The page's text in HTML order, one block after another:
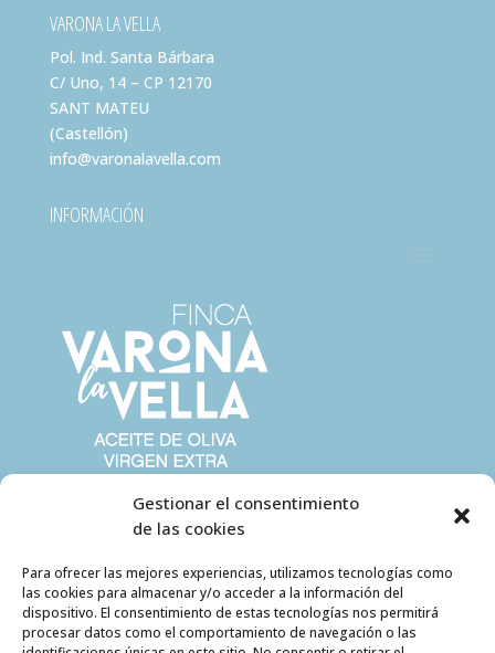
Gestionar el consentimiento
de las cookies
Para ofrecer las mejores experiencias, utilizamos tecnologías como
las cookies para almacenar y/o acceder a la información del
dispositivo. El consentimiento de estas tecnologías nos permitirá
procesar datos como el comportamiento de navegación o las
VARONA LA VELLA
Pol. Ind. Santa Bárbara
C/ Uno, 14 – CP 12170
SANT MATEU
(Castellón)
info@varonalavella.com
INFORMACIÓN